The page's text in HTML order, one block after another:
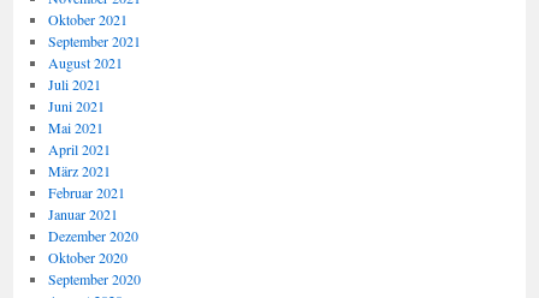
Oktober 2021
September 2021
August 2021
Juli 2021
Juni 2021
Mai 2021
April 2021
März 2021
Februar 2021
Januar 2021
Dezember 2020
Oktober 2020
September 2020